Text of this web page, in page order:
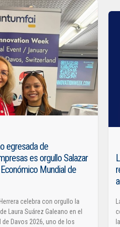
egresada de
es orgullo Salazar
Mundial de
celebra con orgullo la
Laura Suárez Galeano en el
Davos 2026, uno de los